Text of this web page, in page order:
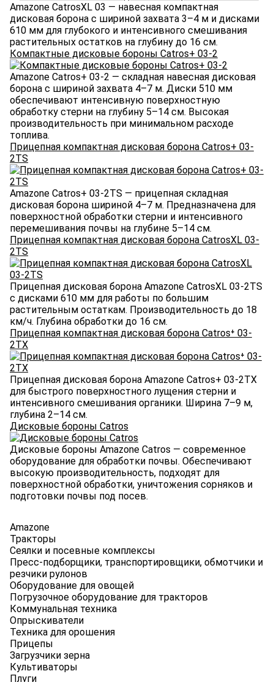
Amazone
Тракторы
Сеялки и посевные комплексы
Пресс-подборщики, транспортировщики, обмотчики и
резчики рулонов
Оборудование для овощей
Погрузочное оборудование для тракторов
Коммунальная техника
Опрыскиватели
Техника для орошения
Прицепы
Загрузчики зерна
Культиваторы
Плуги
Amazone CatrosXL 03 — навесная компактная
дисковая борона с шириной захвата 3–4 м и дисками
610 мм для глубокого и интенсивного смешивания
растительных остатков на глубину до 16 см.
Компактные дисковые бороны Catros+ 03-2
Amazone Catros+ 03-2 — складная навесная дисковая
борона с шириной захвата 4–7 м. Диски 510 мм
обеспечивают интенсивную поверхностную
обработку стерни на глубину 5–14 см. Высокая
производительность при минимальном расходе
топлива.
Прицепная компактная дисковая борона Catros+ 03-
2TS
Amazone Catros+ 03-2TS — прицепная складная
дисковая борона шириной 4–7 м. Предназначена для
поверхностной обработки стерни и интенсивного
перемешивания почвы на глубине 5–14 см.
Прицепная компактная дисковая борона CatrosXL 03-
2TS
Прицепная дисковая борона Amazone CatrosXL 03-2TS
с дисками 610 мм для работы по большим
растительным остаткам. Производительность до 18
км/ч. Глубина обработки до 16 см.
Прицепная компактная дисковая борона Catros⁺ 03-
2TX
Прицепная дисковая борона Amazone Catros+ 03-2TX
для быстрого поверхностного лущения стерни и
интенсивного смешивания органики. Ширина 7–9 м,
глубина 2–14 см.
Дисковые бороны Catros
Дисковые бороны Amazone Catros — современное
оборудование для обработки почвы. Обеспечивают
высокую производительность, подходят для
поверхностной обработки, уничтожения сорняков и
подготовки почвы под посев.